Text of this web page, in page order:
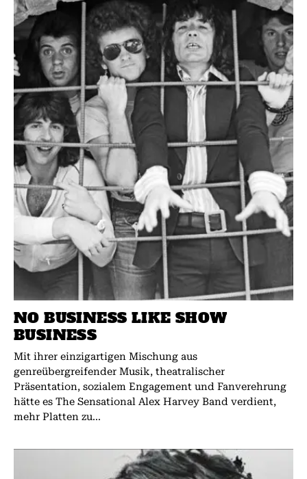
NO BUSINESS LIKE SHOW
BUSINESS
Mit ihrer einzigartigen Mischung aus
genreübergreifender Musik, theatralischer
Präsentation, sozialem Engagement und Fanverehrung
hätte es The Sensational Alex Harvey Band verdient,
mehr Platten zu...